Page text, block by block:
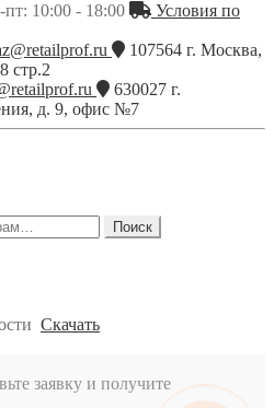
пт: 10:00 - 18:00
Условия по
107564 г. Москва,
стр.2
630027 г.
д. 9, офис №7
Поиск
Скачать
заявку и получите